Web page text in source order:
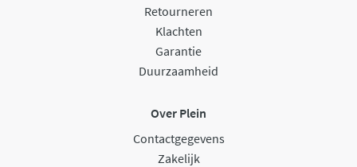
Retourneren
Klachten
Garantie
Duurzaamheid
Over Plein
Contactgegevens
Zakelijk